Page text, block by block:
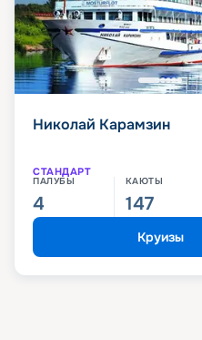
Николай Карамзин
СТАНДАРТ
ПАЛУБЫ
4
КАЮТЫ
147
Круизы